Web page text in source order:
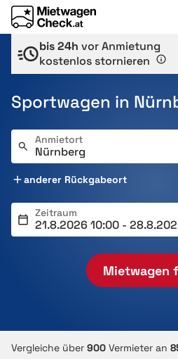
bis 24h vor Anmietung
kostenlos stornieren
Sportwagen in
Anmietort
anderer Rückgabeort
Zeitraum
Mietwagen
Vergleiche über 900 Vermieter an